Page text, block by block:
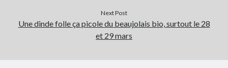
Next Post
Une dinde folle ça picole du beaujolais bio, surtout le 28
et 29 mars